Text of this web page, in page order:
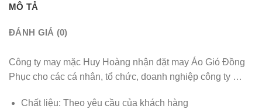
MÔ TẢ
ĐÁNH GIÁ (0)
Công ty may mặc Huy Hoàng nhận đặt may Áo Gió Đồng
Phục cho các cá nhân, tổ chức, doanh nghiệp công ty …
Chất liệu: Theo yêu cầu của khách hàng